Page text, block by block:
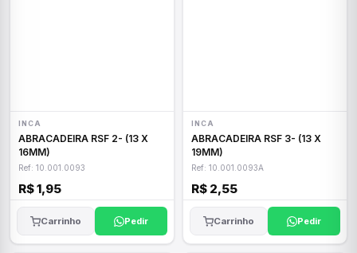
INCA
ABRACADEIRA RSF 2- (13 X
16MM)
Ref: 10.001.0093
R$ 1,95
Carrinho Pedir
INCA
ABRACADEIRA RSF 3- (13 X
19MM)
Ref: 10.001.0093A
R$ 2,55
Carrinho Pedir